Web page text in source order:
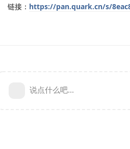
链接： https://pan.quark.cn/s/
说点什么吧...